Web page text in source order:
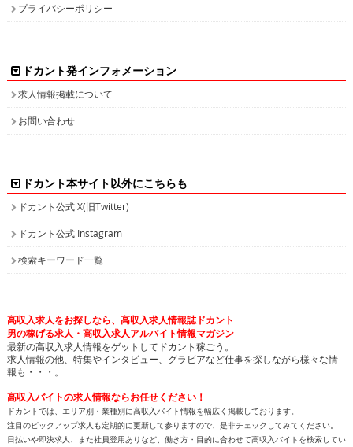
プライバシーポリシー
ドカント発インフォメーション
求人情報掲載について
お問い合わせ
ドカント本サイト以外にこちらも
ドカント公式 X(旧Twitter)
ドカント公式 Instagram
検索キーワード一覧
高収入求人をお探しなら、高収入求人情報誌ドカント
男の稼げる求人・高収入求人アルバイト情報マガジン
最新の高収入求人情報をゲットしてドカント稼ごう。
求人情報の他、特集やインタビュー、グラビアなど仕事を探しながら様々な情
報も・・・。
高収入バイトの求人情報ならお任せください！
ドカントでは、エリア別・業種別に高収入バイト情報を幅広く掲載しております。
注目のピックアップ求人も定期的に更新して参りますので、是非チェックしてみてください。
日払いや即決求人、また社員登用ありなど、働き方・目的に合わせて高収入バイトを検索してい